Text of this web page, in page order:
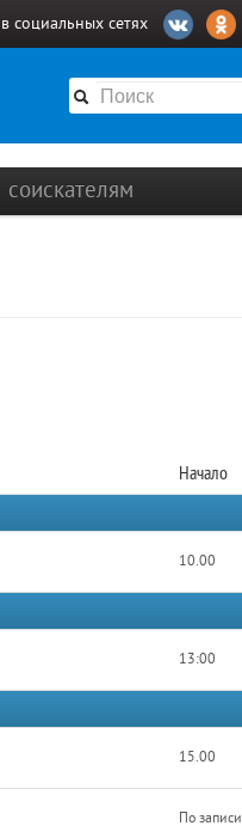
социальных сетях
соискателям
Начало
10.00
13:00
15.00
По записи